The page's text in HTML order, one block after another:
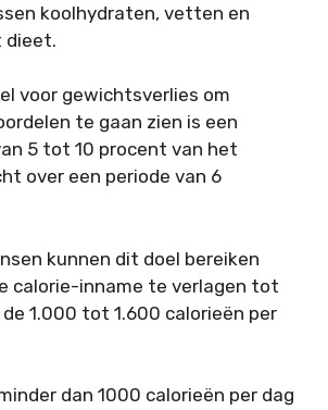
koolhydraten, vetten en
dieet.
voor gewichtsverlies om
te gaan zien is een
5 tot 10 procent van het
over een periode van 6
kunnen dit doel bereiken
calorie-inname te verlagen tot
1.000 tot 1.600 calorieën per
dan 1000 calorieën per dag